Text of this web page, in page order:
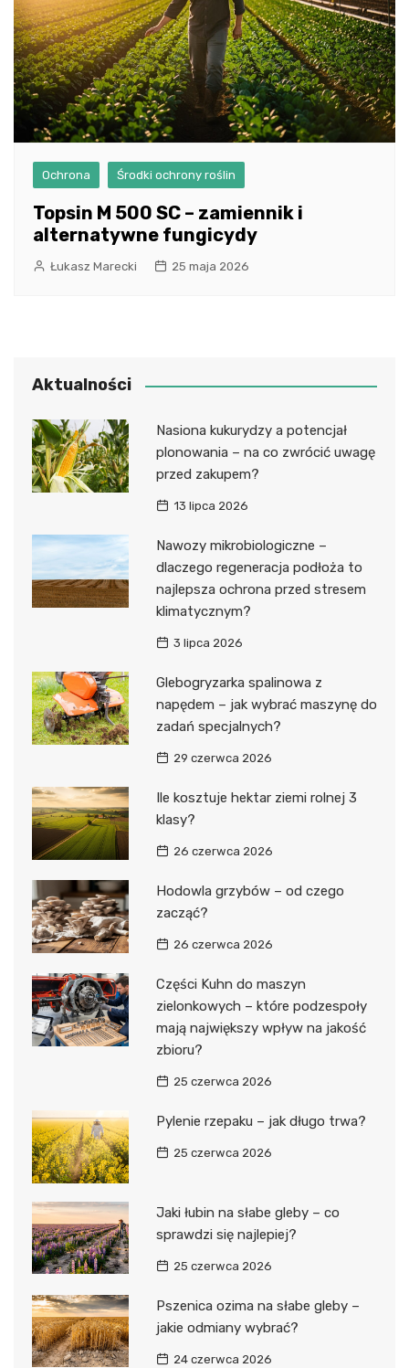
Ochrona Środki ochrony roślin
Topsin M 500 SC – zamiennik i
alternatywne fungicydy
Łukasz Marecki 25 maja 2026
Aktualności
Nasiona kukurydzy a potencjał
plonowania – na co zwrócić uwagę
przed zakupem?
13 lipca 2026
Nawozy mikrobiologiczne –
dlaczego regeneracja podłoża to
najlepsza ochrona przed stresem
klimatycznym?
3 lipca 2026
Glebogryzarka spalinowa z
napędem – jak wybrać maszynę do
zadań specjalnych?
29 czerwca 2026
Ile kosztuje hektar ziemi rolnej 3
klasy?
26 czerwca 2026
Hodowla grzybów – od czego
zacząć?
26 czerwca 2026
Części Kuhn do maszyn
zielonkowych – które podzespoły
mają największy wpływ na jakość
zbioru?
25 czerwca 2026
Pylenie rzepaku – jak długo trwa?
25 czerwca 2026
Jaki łubin na słabe gleby – co
sprawdzi się najlepiej?
25 czerwca 2026
Pszenica ozima na słabe gleby –
jakie odmiany wybrać?
24 czerwca 2026